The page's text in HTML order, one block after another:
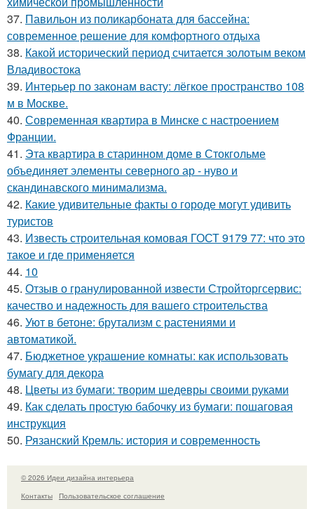
37. Павильон из поликарбоната для бассейна:
современное решение для комфортного отдыха
38. Какой исторический период считается золотым веком
Владивостока
39. Интерьер по законам васту: лёгкое пространство 108
м в Москве.
40. Современная квартира в Минске с настроением
Франции.
41. Эта квартира в старинном доме в Стокгольме
объединяет элементы северного ар - нуво и
скандинавского минимализма.
42. Какие удивительные факты о городе могут удивить
туристов
43. Известь строительная комовая ГОСТ 9179 77: что это
такое и где применяется
44. 10
45. Отзыв о гранулированной извести Стройторгсервис:
качество и надежность для вашего строительства
46. Уют в бетоне: брутализм с растениями и
автоматикой.
47. Бюджетное украшение комнаты: как использовать
бумагу для декора
48. Цветы из бумаги: творим шедевры своими руками
49. Как сделать простую бабочку из бумаги: пошаговая
инструкция
50. Рязанский Кремль: история и современность
© 2026 Идеи дизайна интерьера
Контакты
Пользовательское соглашение